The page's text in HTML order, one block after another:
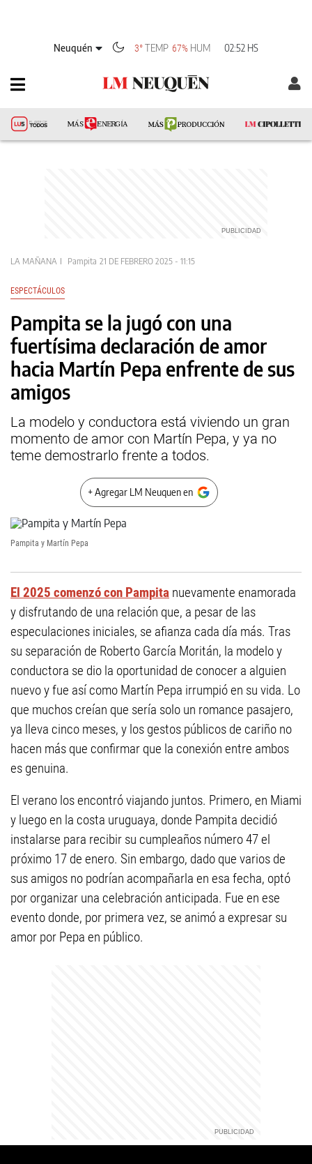
Neuquén 3° TEMP 67% HUM 02:52 HS
LA MAÑANA Pampita 21 DE FEBRERO 2025 - 11:15
ESPECTÁCULOS
Pampita se la jugó con una
fuertísima declaración de amor
hacia Martín Pepa enfrente de sus
amigos
La modelo y conductora está viviendo un gran
momento de amor con Martín Pepa, y ya no
teme demostrarlo frente a todos.
+ Agregar LM Neuquen en
Pampita y Martín Pepa
El 2025 comenzó con Pampita nuevamente enamorada
y disfrutando de una relación que, a pesar de las
especulaciones iniciales, se afianza cada día más. Tras
su separación de Roberto García Moritán, la modelo y
conductora se dio la oportunidad de conocer a alguien
nuevo y fue así como Martín Pepa irrumpió en su vida. Lo
que muchos creían que sería solo un romance pasajero,
ya lleva cinco meses, y los gestos públicos de cariño no
hacen más que confirmar que la conexión entre ambos
es genuina.
El verano los encontró viajando juntos. Primero, en Miami
y luego en la costa uruguaya, donde Pampita decidió
instalarse para recibir su cumpleaños número 47 el
próximo 17 de enero. Sin embargo, dado que varios de
sus amigos no podrían acompañarla en esa fecha, optó
por organizar una celebración anticipada. Fue en ese
evento donde, por primera vez, se animó a expresar su
amor por Pepa en público.